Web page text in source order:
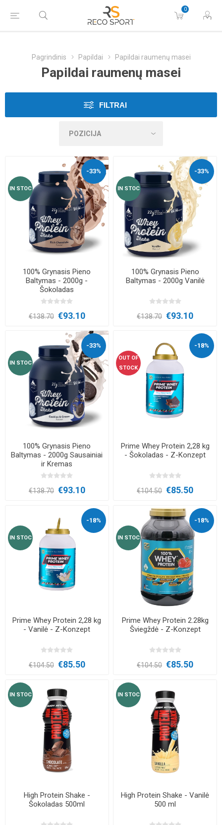
0
Pagrindinis Papildai Papildai raumenų masei
Papildai raumenų masei
FILTRAI
-33%
IN STOC
100% Grynasis Pieno
Baltymas - 2000g -
Šokoladas
€138.70 €93.10
-33%
IN STOC
100% Grynasis Pieno
Baltymas - 2000g Vanilė
€138.70 €93.10
-33%
IN STOC
100% Grynasis Pieno
Baltymas - 2000g Sausainiai
ir Kremas
€138.70 €93.10
-18%
OUT OF
STOCK
Prime Whey Protein 2,28 kg
- Šokoladas - Z-Konzept
€104.50 €85.50
-18%
IN STOC
Prime Whey Protein 2,28 kg
- Vanilė - Z-Konzept
€104.50 €85.50
-18%
IN STOC
Prime Whey Protein 2.28kg
Šviegždė - Z-Konzept
€104.50 €85.50
IN STOC
High Protein Shake -
Šokoladas 500ml
IN STOC
High Protein Shake - Vanilė
500 ml